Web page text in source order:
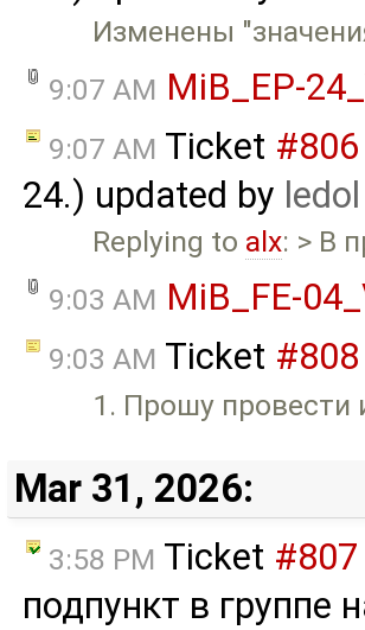
Изменены
9:07 AM MiB_EP-
9:07 AM Ticket #806
24.) updated by ledol
Replying to alx: > В
9:03 AM MiB_FE-
9:03 AM Ticket #808
1. Прошу провести
Mar 31, 2026:
3:58 PM Ticket #807
подпункт в группе